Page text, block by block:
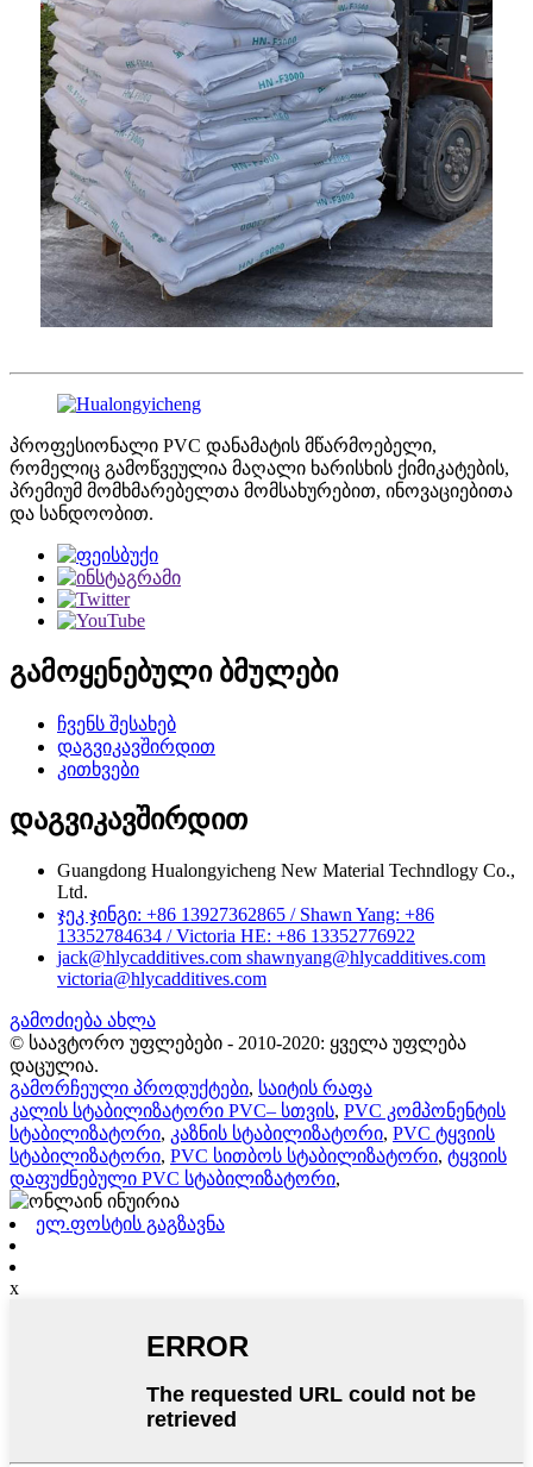
პროფესიონალი PVC დანამატის მწარმოებელი,
რომელიც გამოწვეულია მაღალი ხარისხის ქიმიკატების,
პრემიუმ მომხმარებელთა მომსახურებით, ინოვაციებითა
და სანდოობით.
გამოყენებული ბმულები
ჩვენს შესახებ
დაგვიკავშირდით
კითხვები
დაგვიკავშირდით
Guangdong Hualongyicheng New Material Techndlogy Co.,
Ltd.
ჯეკ ჯინგი: +86 13927362865 / Shawn Yang: +86
13352784634 / Victoria HE: +86 13352776922
jack@hlycadditives.com shawnyang@hlycadditives.com
victoria@hlycadditives.com
გამოძიება ახლა
© საავტორო უფლებები - 2010-2020: ყველა უფლება
დაცულია.
გამორჩეული პროდუქტები, საიტის რაფა
კალის სტაბილიზატორი PVC– სთვის, PVC კომპონენტის
სტაბილიზატორი, კაზნის სტაბილიზატორი, PVC ტყვიის
სტაბილიზატორი, PVC სითბოს სტაბილიზატორი, ტყვიის
დაფუძნებული PVC სტაბილიზატორი,
ელ.ფოსტის გაგზავნა
x